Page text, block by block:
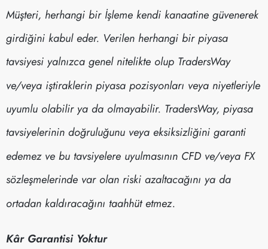
Müşteri, herhangi bir İşleme kendi kanaatine güvenerek
girdiğini kabul eder. Verilen herhangi bir piyasa
tavsiyesi yalnızca genel nitelikte olup TradersWay
ve/veya iştiraklerin piyasa pozisyonları veya niyetleriyle
uyumlu olabilir ya da olmayabilir. TradersWay, piyasa
tavsiyelerinin doğruluğunu veya eksiksizliğini garanti
edemez ve bu tavsiyelere uyulmasının CFD ve/veya FX
sözleşmelerinde var olan riski azaltacağını ya da
ortadan kaldıracağını taahhüt etmez.
Kâr Garantisi Yoktur